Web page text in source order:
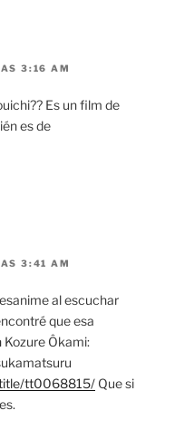
3:16 AM
Es un film de
es de
3:41 AM
al escuchar
que esa
Kozure Ôkami:
tt0068815/ Que si